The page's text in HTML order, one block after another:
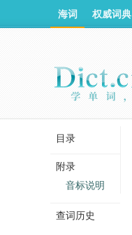
海词 权威词典
目录
附录
音标说明
查词历史